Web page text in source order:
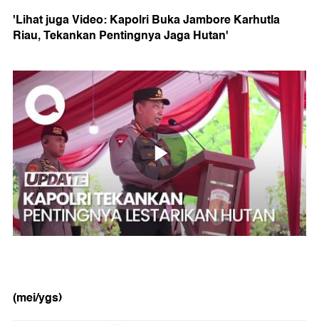
'Lihat juga Video: Kapolri Buka Jambore Karhutla
Riau, Tekankan Pentingnya Jaga Hutan'
(mei/ygs)